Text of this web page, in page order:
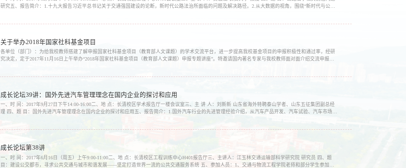
研究五、报告简介：1.十九大报告习近平总书记关于交通强国建设的论断，新时代公路法治所面临的问题及解决路径。2.从大数据的视角，围绕“新时代与公路
关于举办2018年国家社科基金项目
各单位（部门）：为给我校教师搭建了解申报国家社科基金项目（教育部人文课题）的学术交流平台，进一步提高我校基金项目的申报积极性和通过率，经研
究决定，定于2017年11月16日上午举办“2018年国家社科基金项目（教育部人文课题）申报专题讲座”。特邀请国内著名专家与我校教师面对面介绍交流申报经
成长论坛39讲：国外先进汽车管理理念在国内企业的探讨和应用
一、时 间：2017年9月27日下午14:00-16:00二、地 点：长清校区学术报告厅一楼会议室三、主 讲 人：刘新新 山东省海外特聘泰山学者、山东五征集团副总经
理 四、题 目：国外先进汽车管理理念在国内企业的探讨和应用五、报告简介：1.国外汽车行业的先进管理经验介绍，从汽车产品开发、汽车试验、汽车市场和
成长论坛第38讲
一、时 间：2017年6月16日（周五）上午9:00-11:00二、地 点：长清校区工程训练中心H401报告厅三、主讲人：江玉林交通运输部科学研究院 研究员 四、题
目：建设公交都市，寻求公共交通与城市和谐发展——坚定打造世界一流的公共交通服务系统 五、参加人员：1、交通与物流工程学院老师和部分学生参加；